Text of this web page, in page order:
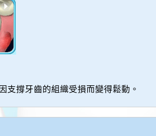
支撐牙齒的組織受損而變得鬆動。